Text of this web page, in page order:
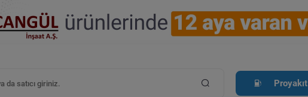
Proyakıt